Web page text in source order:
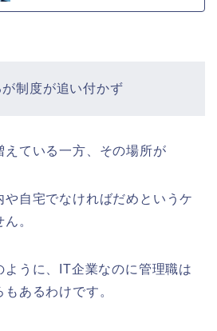
制度が追い付かず
えている一方、その場所が
や自宅でなければだめというケ
。
ように、IT企業なのに管理職は
あるわけです。